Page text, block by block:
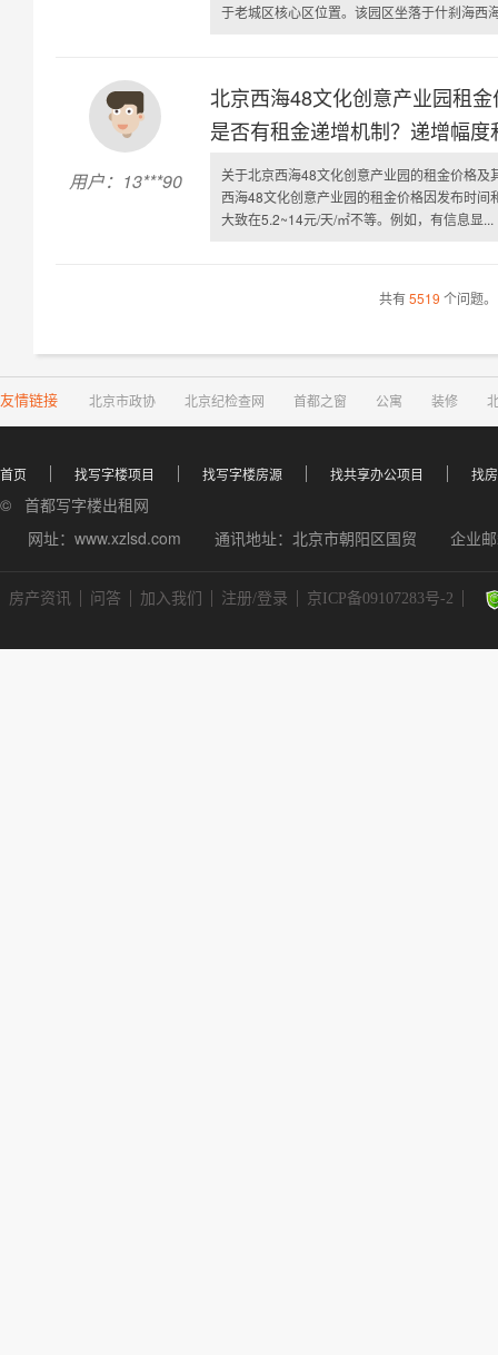
于老城区核心区位置。该园区坐落于什刹海西
用户：13***90
北京西海48文化创意产业园租
是否有租金递增机制？递增幅
关于北京西海48文化创意产业园的租金价格
西海48文化创意产业园的租金价格因发布时
大致在5.2~14元/天/㎡不等。例如，有信息显...
共有5519 个问题。
友情链接 北京市政协 北京纪检查网 首都之窗 公寓 装修
首页 找写字楼项目 找写字楼房源 找共享办公项目 找
© 首都写字楼出租网
网址：www.xzlsd.com
通讯地址：北京市朝阳区国贸 企业
房产资讯 问答 加入我们 注册/登录 京ICP备09107283号-2